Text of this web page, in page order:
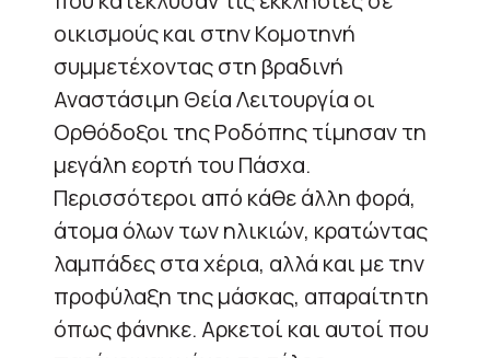
οικισμούς και στην Κομοτηνή
συμμετέχοντας στη βραδινή
Αναστάσιμη Θεία Λειτουργία οι
Ορθόδοξοι της Ροδόπης τίμησαν τη
μεγάλη εορτή του Πάσχα.
Περισσότεροι από κάθε άλλη φορά,
άτομα όλων των ηλικιών, κρατώντας
λαμπάδες στα χέρια, αλλά και με την
προφύλαξη της μάσκας, απαραίτητη
όπως φάνηκε. Αρκετοί και αυτοί που